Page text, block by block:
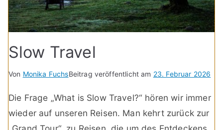
Slow Travel
Von Monika FuchsBeitrag veröffentlicht am 23. Februar 2026
Die Frage „What is Slow Travel?“ hören wir immer
wieder auf unseren Reisen. Man kehrt zurück zur